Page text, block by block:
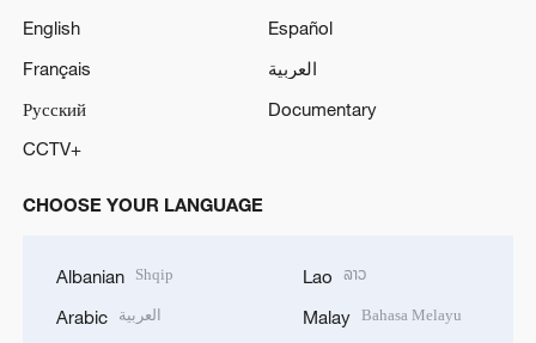
English
Español
Français
العربية
Русский
Documentary
CCTV+
CHOOSE YOUR LANGUAGE
Albanian Shqip
Arabic العربية
Lao ລາວ
Malay Bahasa Melayu